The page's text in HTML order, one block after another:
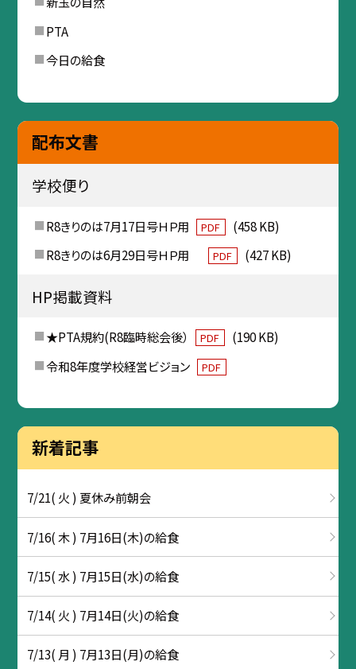
PTA
今日の給食
配布文書
学校便り
R8きりのは7月17日号ＨＰ用 PDF
(458 KB)
R8きりのは6月29日号ＨＰ用
PDF (427 KB)
HP掲載資料
★PTA規約(R8臨時総会後） PDF
(190 KB)
令和8年度学校経営ビジョン
PDF
新着記事
7/21( 火 ) 夏休み前朝会
7/16( 木 ) 7月16日(木)の給食
7/15( 水 ) 7月15日(水)の給食
7/14( 火 ) 7月14日(火)の給食
7/13( 月 ) 7月13日(月)の給食